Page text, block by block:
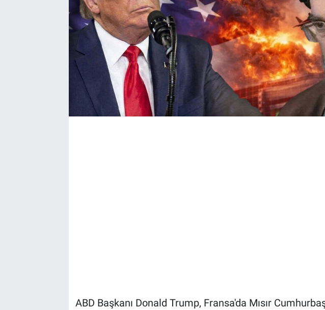
ABD Başkanı Donald Trump, Fransa'da Mısır
İletişim/Künye
Gözden Kaçmasın
İletişim (Künye)